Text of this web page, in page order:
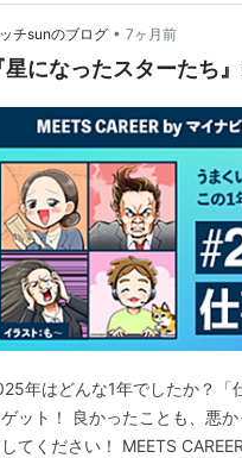
チsunのブログ • 7ヶ月前
星になったスターた
年はどんな1年でしたか？「
ット！ 良かったことも、悪
てください！ MEETS